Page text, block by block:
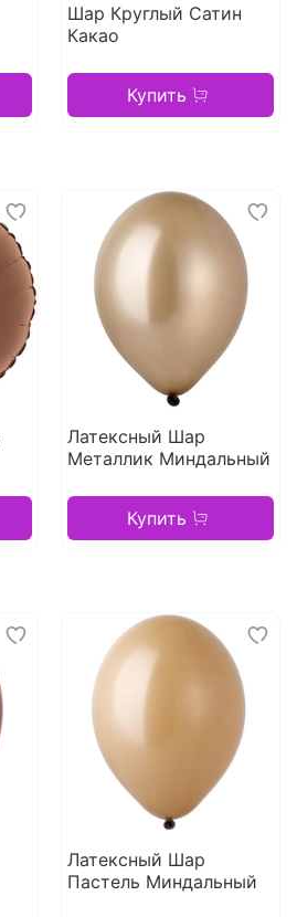
Шар Круглый Сатин
Какао
Купить
Латексный Шар
Металлик Миндальный
Купить
Латексный Шар
Пастель Миндальный